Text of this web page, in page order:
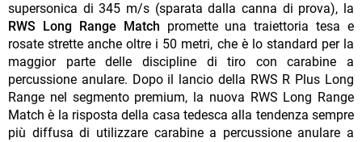
supersonica di 345 m/s (sparata dalla canna di prova), la
RWS Long Range Match promette una traiettoria tesa e
rosate strette anche oltre i 50 metri, che è lo standard per la
maggior parte delle discipline di tiro con carabine a
percussione anulare. Dopo il lancio della RWS R Plus Long
Range nel segmento premium, la nuova RWS Long Range
Match è la risposta della casa tedesca alla tendenza sempre
più diffusa di utilizzare carabine a percussione anulare a